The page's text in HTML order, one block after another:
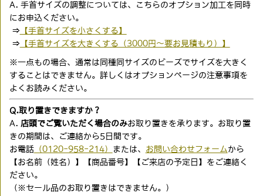
A. 手首サイズの調整については、こちらのオプション加工を同時
にお申込ください。
⇒ 【手首サイズを小さくする】
⇒ 【手首サイズを大きくする（3000円〜要お見積もり）】
※一点もの場合、通常は同種同サイズのビーズでサイズを大きく
することはできません。詳しくはオプションページの注意事項を
よくお読みください。
Q.取り置きできますか？
A. 店頭でご覧いただく場合のみお取り置きを承ります。お取り置
きの期間は、ご連絡から5日間です。
お電話（0120-958-214） または、 お問い合わせフォーム から
【お名前（姓名）】【商品番号】【ご来店の予定日】をご連絡く
ださい。
（※セール品のお取り置きはできません。）